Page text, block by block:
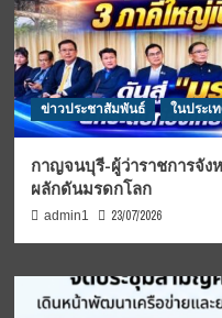
ข่าวประชาสัมพันธ์ ในประเ
กาญจนบุรี-ผู้ว่าราชการจั
ผลักดันมรดกโลก
admin1 23/07/2026